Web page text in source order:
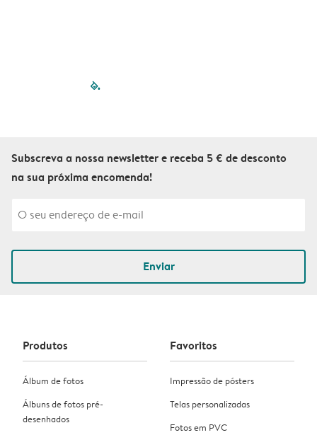
filled-pagination
Subscreva a nossa newsletter e receba 5 € de desconto
na sua próxima encomenda!
Enviar
Produtos
Álbum de fotos
Álbuns de fotos pré-
desenhados
Favoritos
Impressão de pósters
Telas personalizadas
Fotos em PVC